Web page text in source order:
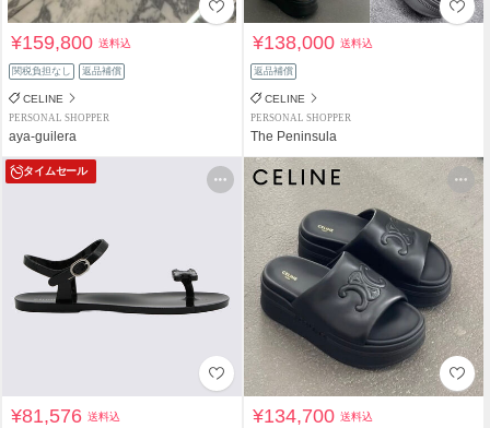
¥159,800送料込
関税負担なし 返品補償
CELINE
PERSONAL SHOPPER
aya-guilera
¥138,000送料込
返品補償
CELINE
PERSONAL SHOPPER
The Peninsula
タイムセール
¥81,576送料込 ¥134,700送料込